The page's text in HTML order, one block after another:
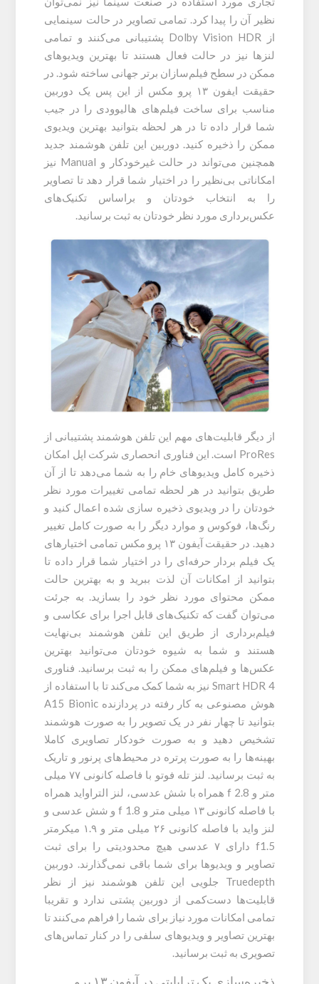
نظیر آن را پیدا کرد. تمامی تصاویر در حالت سینمایی
از Dolby Vision HDR پشتیبانی می‌کنند و تمامی
لنز‌ها نیز در حالت فعال هستند تا بهترین ویدیو‌های
ممکن در سطح فیلم‌سازان برتر جهانی ساخته شود. در
حقیقت ایفون ۱۳ پرو مکس از این پس یک دوربین
مناسب برای ساخت فیلم‌های هالیوودی را در جیب
شما قرار داده تا در هر لحظه بتوانید بهترین ویدیوی
ممکن را ذخیره کنید. دوربین این تلفن هوشمند جدید
همچنین می‌تواند در حالت غیرخودکار و Manual نیز
امکاناتی بی‌نظیر را در اختیار شما قرار دهد تا تصاویر
را به انتخاب خودتان و براساس تکنیک‌های
عکس‌برداری مورد نظر خودتان به ثبت برسانید.
از دیگر قابلیت‌های مهم این تلفن هوشمند پشتیبانی از
ProRes است. این فناوری انحصاری شرکت اپل امکان
ذخیره کامل ویدیو‌های خام را به شما می‌دهد تا از آن
طریق بتوانید در هر لحظه تمامی تغییرات مورد نظر
خودتان را در ویدیوی ذخیره سازی شده اعمال کنید و
رنگ‌ها، فوکوس و موارد دیگر را به صورت کامل تغییر
دهید. در حقیقت آیفون ۱۳ پرو مکس تمامی اختیارهای
یک فیلم بردار حرفه‌ای را در اختیار شما قرار داده تا
بتوانید از امکانات آن لذت ببرید و به بهترین حالت
ممکن محتوای مورد نظر خود را بسازید. به جرئت
می‌توان گفت که تکنیک‌های قابل اجرا برای عکاسی و
فیلم‌برداری از طریق این تلفن هوشمند بی‌نهایت
هستند و شما به شیوه خودتان می‌توانید بهترین
عکس‌ها و فیلم‌های ممکن را به ثبت برسانید. فناوری
Smart HDR 4 نیز به شما کمک می‌کند تا با استفاده از
هوش مصنوعی به کار رفته در پردازنده A15 Bionic
بتوانید تا چهار نفر در یک تصویر را به صورت هوشمند
تشخیص دهید و به صورت خودکار تصاویری کاملا
بهینه‌ها را به صورت پرتره در محیط‌های پرنور و تاریک
به ثبت برسانید. لنز تله فوتو با فاصله کانونی ۷۷ میلی
متر و f 2.8 همراه با شش عدسی، لنز التراواید همراه
با فاصله کانونی ۱۳ میلی متر و f 1.8 و شش عدسی و
لنز واید با فاصله کانونی ۲۶ میلی متر و ۱.۹ میکرمتر
f1.5 دارای ۷ عدسی هیچ محدودیتی را برای ثبت
تصاویر و ویدیوها برای شما باقی نمی‌گذارند. دوربین
Truedepth جلویی این تلفن‌ هوشمند نیز از نظر
قابلیت‌ها دست‌کمی از دوربین پشتی ندارد و تقریبا
تمامی امکانات مورد نیاز برای شما را فراهم می‌کنند تا
بهترین تصاویر و ویدیوهای سلفی را در کنار تماس‌های
تصویری به ثبت برسانید.